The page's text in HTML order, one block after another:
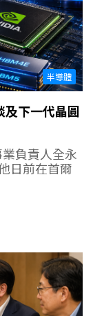
半導體
及下一代晶圓
負責人全永
日前在首爾